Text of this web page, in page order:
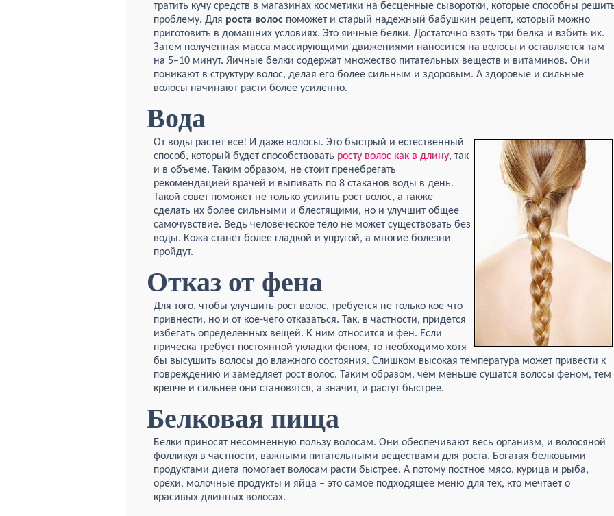
тратить кучу средств в магазинах косметики на бесценные сыворотки, которые способны
проблему. Для роста волос поможет и старый надежный бабушкин рецепт, который можно
приготовить в домашних условиях. Это яичные белки. Достаточно взять три белка и взбить их.
Затем полученная масса массирующими движениями наносится на волосы и оставляется там
на 5–10 минут. Яичные белки содержат множество питательных веществ и витаминов. Они
поникают в структуру волос, делая его более сильным и здоровым. А здоровые и сильные
волосы начинают расти более усиленно.
Вода
От воды растет все! И даже волосы. Это быстрый и естественный
способ, который будет способствовать росту волос как в длину, так
и в объеме. Таким образом, не стоит пренебрегать
рекомендацией врачей и выпивать по 8 стаканов воды в день.
Такой совет поможет не только усилить рост волос, а также
сделать их более сильными и блестящими, но и улучшит общее
самочувствие. Ведь человеческое тело не может существовать без
воды. Кожа станет более гладкой и упругой, а многие болезни
пройдут.
Отказ от фена
Для того, чтобы улучшить рост волос, требуется не только кое-что
привнести, но и от кое-чего отказаться. Так, в частности, придется
избегать определенных вещей. К ним относится и фен. Если
прическа требует постоянной укладки феном, то необходимо хотя
бы высушить волосы до влажного состояния. Слишком высокая температура может привести к
повреждению и замедляет рост волос. Таким образом, чем меньше сушатся волосы феном, тем
крепче и сильнее они становятся, а значит, и растут быстрее.
Белковая пища
Белки приносят несомненную пользу волосам. Они обеспечивают весь организм, и волосяной
фолликул в частности, важными питательными веществами для роста. Богатая белковыми
продуктами диета помогает волосам расти быстрее. А потому постное мясо, курица и рыба,
орехи, молочные продукты и яйца – это самое подходящее меню для тех, кто мечтает о
красивых длинных волосах.